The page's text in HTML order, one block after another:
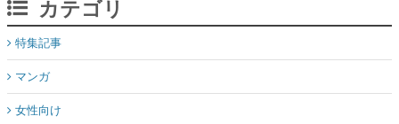
マンガ
女性向け
アプリレビュー